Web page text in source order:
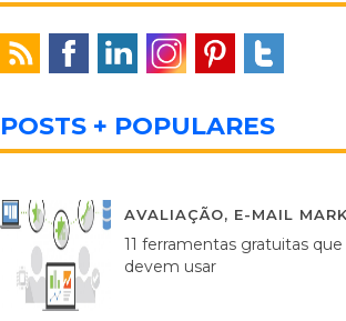
POSTS + POPULARES
AVALIAÇÃO, E-MAIL
11 ferramentas gratuitas
devem usar